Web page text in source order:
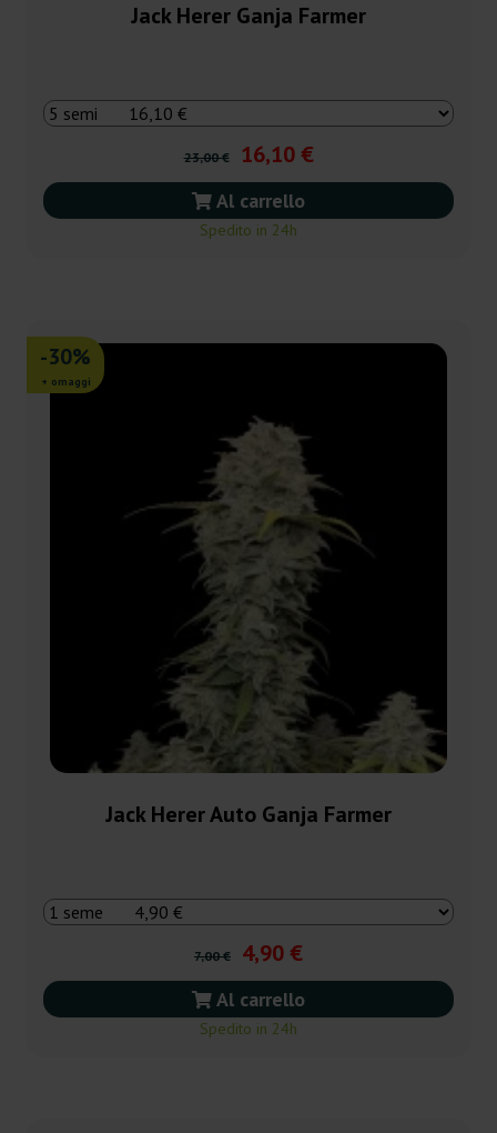
Jack Herer Ganja Farmer
23,00 € 16,10 €
Al carrello
Spedito in 24h
-30%
+ omaggi
Jack Herer Auto Ganja Farmer
7,00 € 4,90 €
Al carrello
Spedito in 24h